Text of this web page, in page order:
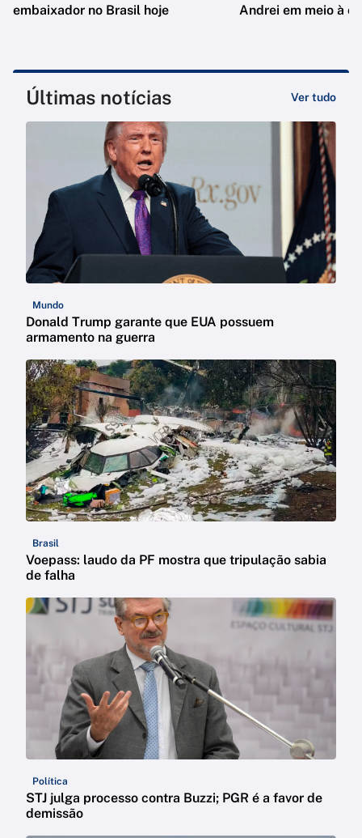
embaixador no Brasil hoje
Andrei em meio à
Últimas notícias Ver tudo
Mundo
Donald Trump garante que EUA possuem
armamento na guerra
Brasil
Voepass: laudo da PF mostra que tripulação sabia
de falha
Política
STJ julga processo contra Buzzi; PGR é a favor de
demissão